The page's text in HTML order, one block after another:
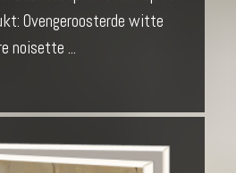
Ovengeroosterde witte
noisette ...